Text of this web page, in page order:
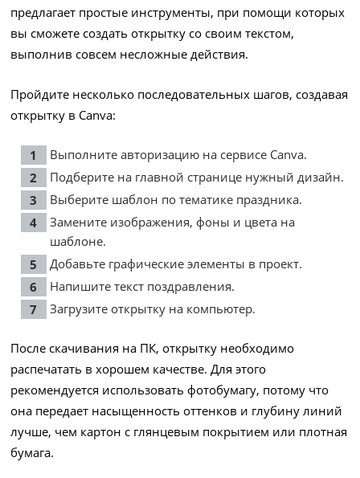
предлагает простые инструменты, при помощи которых
вы сможете создать открытку со своим текстом,
выполнив совсем несложные действия.
Пройдите несколько последовательных шагов, создавая
открытку в Canva:
Выполните авторизацию на сервисе Canva.
Подберите на главной странице нужный дизайн.
Выберите шаблон по тематике праздника.
Замените изображения, фоны и цвета на
шаблоне.
Добавьте графические элементы в проект.
Напишите текст поздравления.
Загрузите открытку на компьютер.
После скачивания на ПК, открытку необходимо
распечатать в хорошем качестве. Для этого
рекомендуется использовать фотобумагу, потому что
она передает насыщенность оттенков и глубину линий
лучше, чем картон с глянцевым покрытием или плотная
бумага.